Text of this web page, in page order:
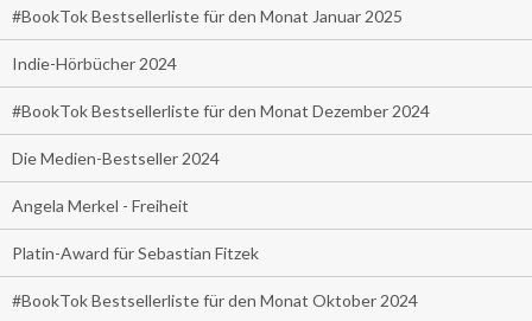
#BookTok Bestsellerliste für den Monat Januar 2025
Indie-Hörbücher 2024
#BookTok Bestsellerliste für den Monat Dezember 2024
Die Medien-Bestseller 2024
Angela Merkel - Freiheit
Platin-Award für Sebastian Fitzek
#BookTok Bestsellerliste für den Monat Oktober 2024